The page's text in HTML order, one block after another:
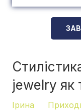
jewelry як
Ірина